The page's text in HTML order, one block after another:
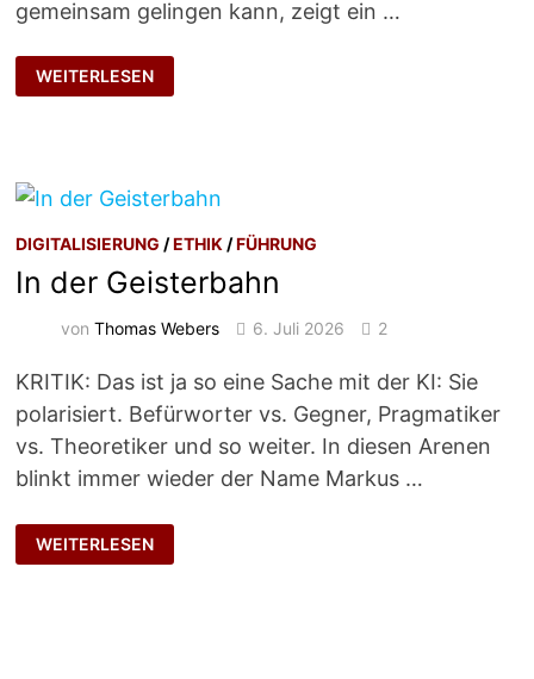
gemeinsam gelingen kann, zeigt ein …
WENN
ZWEI
WELTEN
WEITERLESEN
DIGITALISIERUNG /ETHIK /FÜHRUNG
In der Geisterbahn
vonThomas Webers 6. Juli 2026 2
KRITIK: Das ist ja so eine Sache mit der KI: Sie
polarisiert. Befürworter vs. Gegner, Pragmatiker
vs. Theoretiker und so weiter. In diesen Arenen
blinkt immer wieder der Name Markus …
IN
DER
GEISTERBAHN
WEITERLESEN